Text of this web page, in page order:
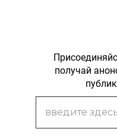
получай